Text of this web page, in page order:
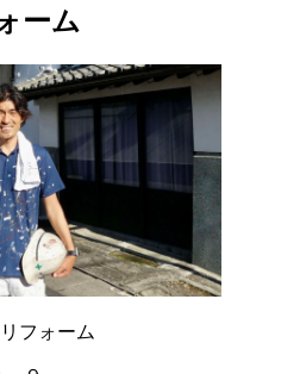
ーム
リフォーム